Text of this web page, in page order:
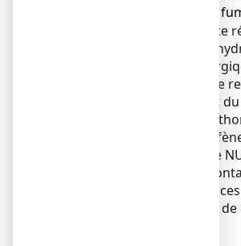
cérébral, ou si vous êtes
Il y a un risque d’insuffisance
enfants et adolescents
Des signes de réaction
médicament, dont une gêne
un gonflement du visage et
(angiœdème), une douleur
été rapportés avec
immédiatement de prendre
mg, comprimé enrobé et
votre médecin ou les
rencontrez un ou plusieurs de